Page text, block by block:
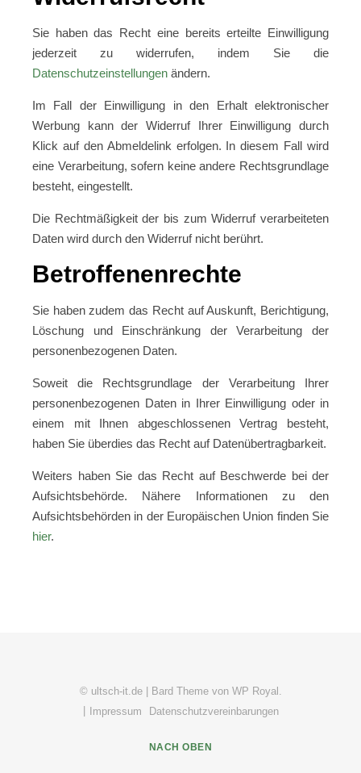
Sie haben das Recht eine bereits erteilte Einwilligung
jederzeit zu widerrufen, indem Sie die
Datenschutzeinstellungen ändern.
Im Fall der Einwilligung in den Erhalt elektronischer
Werbung kann der Widerruf Ihrer Einwilligung durch
Klick auf den Abmeldelink erfolgen. In diesem Fall wird
eine Verarbeitung, sofern keine andere Rechtsgrundlage
besteht, eingestellt.
Die Rechtmäßigkeit der bis zum Widerruf verarbeiteten
Daten wird durch den Widerruf nicht berührt.
Betroffenenrechte
Sie haben zudem das Recht auf Auskunft, Berichtigung,
Löschung und Einschränkung der Verarbeitung der
personenbezogenen Daten.
Soweit die Rechtsgrundlage der Verarbeitung Ihrer
personenbezogenen Daten in Ihrer Einwilligung oder in
einem mit Ihnen abgeschlossenen Vertrag besteht,
haben Sie überdies das Recht auf Datenübertragbarkeit.
Weiters haben Sie das Recht auf Beschwerde bei der
Aufsichtsbehörde. Nähere Informationen zu den
Aufsichtsbehörden in der Europäischen Union finden Sie
hier.
© ultsch-it.de | Bard Theme von WP Royal .
Impressum
Datenschutzvereinbarungen
NACH OBEN